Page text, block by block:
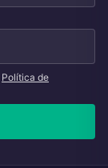
Política de